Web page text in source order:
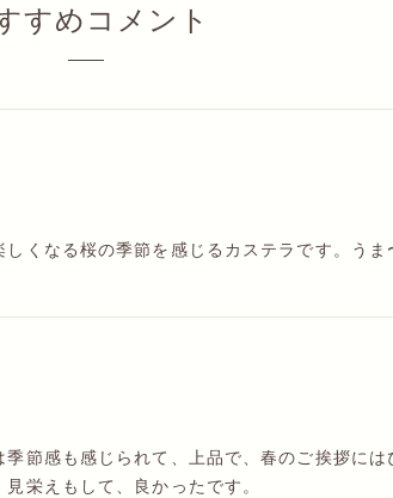
すめコメント
くなる桜の季節を感じるカステラです。う
節感も感じられて、上品で、春のご挨拶に
栄えもして、良かったです。